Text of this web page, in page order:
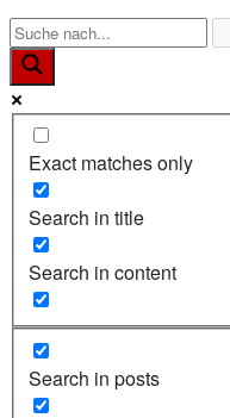
Exact matches only
Search in title
Search in content
Search in posts